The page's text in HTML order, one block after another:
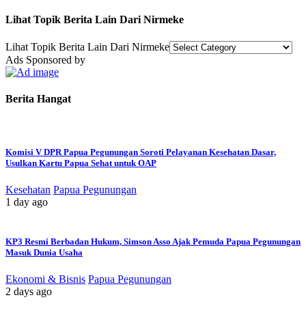
Lihat Topik Berita Lain Dari Nirmeke
Lihat Topik Berita Lain Dari Nirmeke
Ads Sponsored by
Berita Hangat
Komisi V DPR Papua Pegunungan Soroti Pelayanan Kesehatan Dasar,
Usulkan Kartu Papua Sehat untuk OAP
Kesehatan Papua Pegunungan
1 day ago
KP3 Resmi Berbadan Hukum, Simson Asso Ajak Pemuda Papua Pegunungan
Masuk Dunia Usaha
Ekonomi & Bisnis Papua Pegunungan
2 days ago